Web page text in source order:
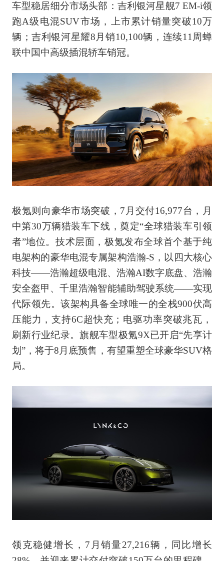
车型稳居细分市场头部：吉利银河星舰7 EM-i领
跑A级电混SUV市场，上市累计销量突破10万
辆；吉利银河星耀8月销10,100辆，连续11周蝉
联中国中高级插混轿车销冠。
极氪则向豪华市场突破，7月交付16,977台，月
中第30万辆猎装车下线，奠定“全球猎装车引领
者”地位。技术层面，极氪发布全球首个基于纯
电架构的豪华电混专属架构浩瀚-S，以四大核心
科技——浩瀚超级电混、浩瀚AI数字底盘、浩瀚
安全盔甲、千里浩瀚智能辅助驾驶系统——实现
代际领先。该架构具备全球唯一的全栈900伏高
压能力，支持6C超快充；电驱功率突破兆瓦，
刷新行业纪录。旗舰车型极氪9X已开启“先享计
划”，将于8月底预售，有望重塑全球豪华SUV格
局。
领克稳健增长，7月销量27,216辆，同比增长